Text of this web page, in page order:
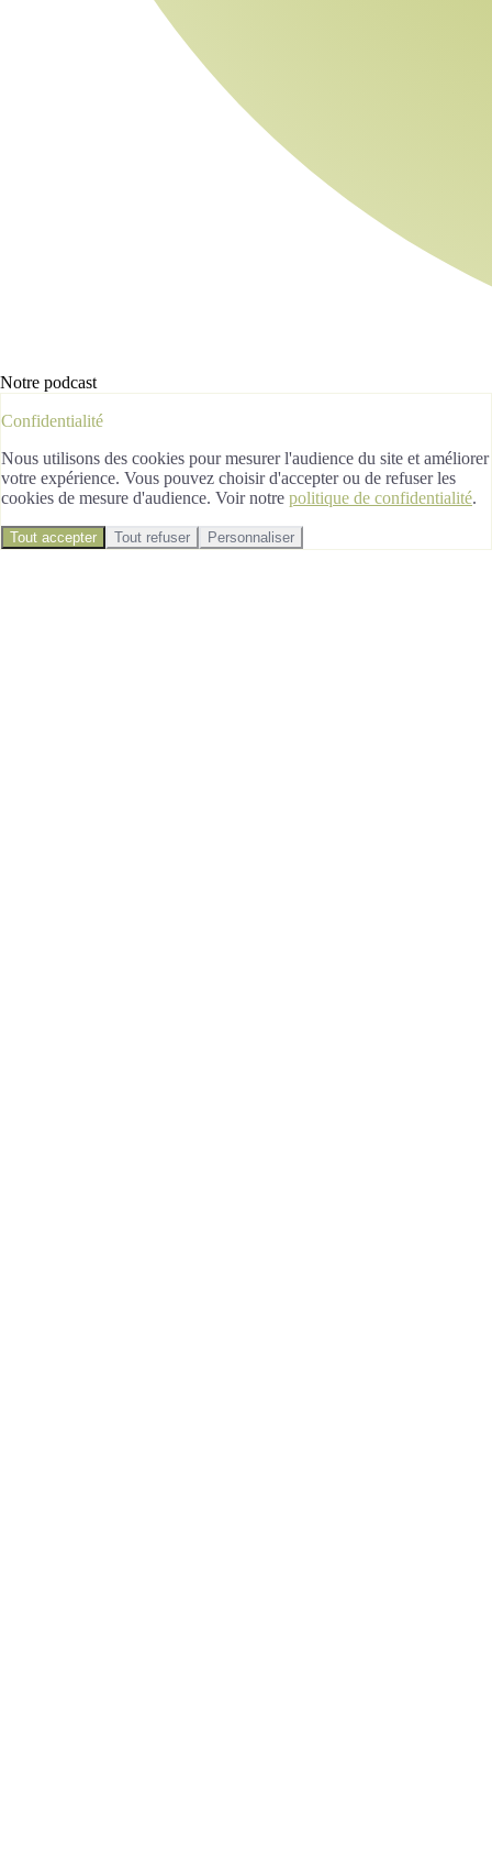
Notre podcast
Confidentialité
Nous utilisons des cookies pour mesurer l'audience du site et améliorer
votre expérience. Vous pouvez choisir d'accepter ou de refuser les
cookies de mesure d'audience. Voir notre politique de confidentialité.
Tout accepter Tout refuser Personnaliser